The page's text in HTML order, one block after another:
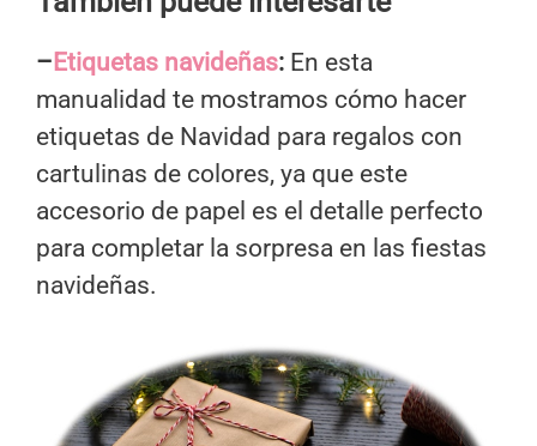
– Etiquetas navideñas: En esta
manualidad te mostramos cómo hacer
etiquetas de Navidad para regalos con
cartulinas de colores, ya que este
accesorio de papel es el detalle perfecto
para completar la sorpresa en las fiestas
navideñas.